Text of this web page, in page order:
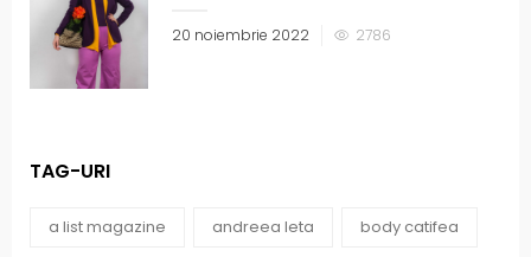
20 noiembrie 2022 2786
TAG-URI
a list magazine andreea leta body catifea